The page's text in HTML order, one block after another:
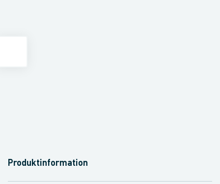
Produktinformation